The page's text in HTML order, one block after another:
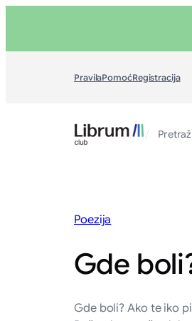
sadržaj
PravilaPomoćRegistracija
/
Poezija
Gde
Gde boli? Ako te iko